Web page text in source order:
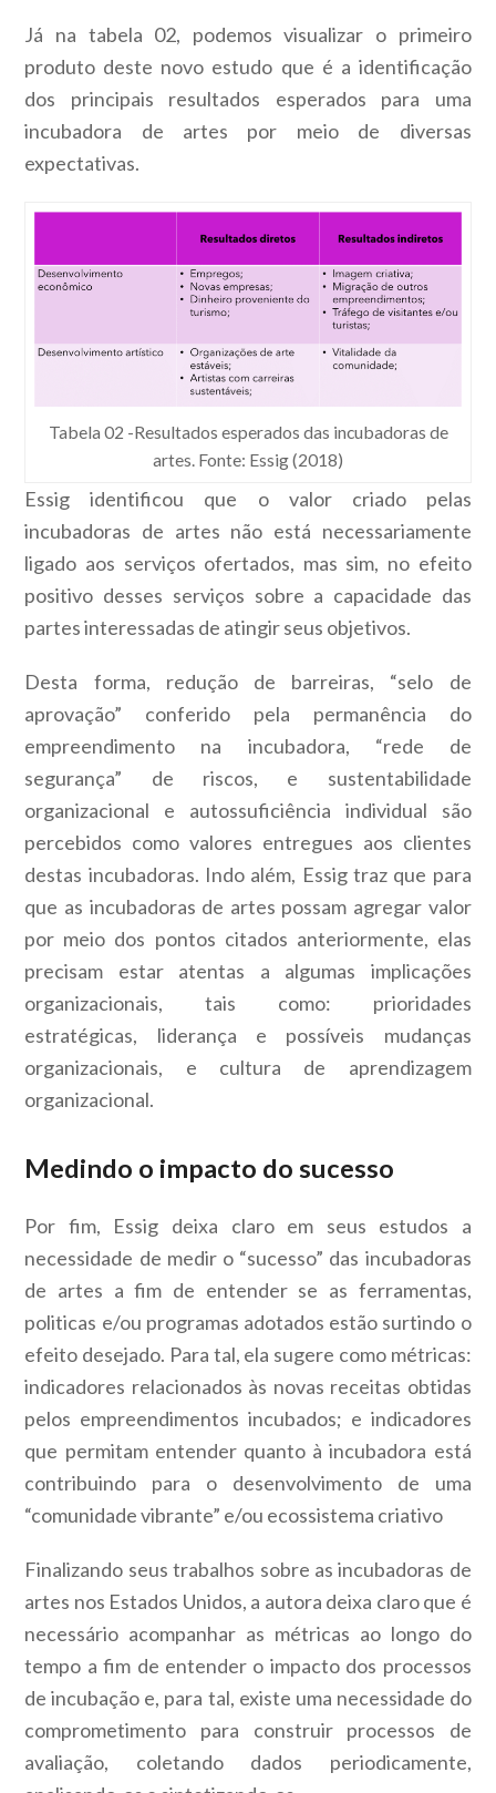
Já na tabela 02, podemos visualizar o primeiro
produto deste novo estudo que é a identificação
dos principais resultados esperados para uma
incubadora de artes por meio de diversas
expectativas.
Tabela 02 -Resultados esperados das incubadoras de
artes. Fonte: Essig (2018)
Essig identificou que o valor criado pelas
incubadoras de artes não está necessariamente
ligado aos serviços ofertados, mas sim, no efeito
positivo desses serviços sobre a capacidade das
partes interessadas de atingir seus objetivos.
Desta forma, redução de barreiras, “selo de
aprovação” conferido pela permanência do
empreendimento na incubadora, “rede de
segurança” de riscos, e sustentabilidade
organizacional e autossuficiência individual são
percebidos como valores entregues aos clientes
destas incubadoras. Indo além, Essig traz que para
que as incubadoras de artes possam agregar valor
por meio dos pontos citados anteriormente, elas
precisam estar atentas a algumas implicações
organizacionais, tais como: prioridades
estratégicas, liderança e possíveis mudanças
organizacionais, e cultura de aprendizagem
organizacional.
Medindo o impacto do sucesso
Por fim, Essig deixa claro em seus estudos a
necessidade de medir o “sucesso” das incubadoras
de artes a fim de entender se as ferramentas,
politicas e/ou programas adotados estão surtindo o
efeito desejado. Para tal, ela sugere como métricas:
indicadores relacionados às novas receitas obtidas
pelos empreendimentos incubados; e indicadores
que permitam entender quanto à incubadora está
contribuindo para o desenvolvimento de uma
“comunidade vibrante” e/ou ecossistema criativo
Finalizando seus trabalhos sobre as incubadoras de
artes nos Estados Unidos, a autora deixa claro que é
necessário acompanhar as métricas ao longo do
tempo a fim de entender o impacto dos processos
de incubação e, para tal, existe uma necessidade do
comprometimento para construir processos de
avaliação, coletando dados periodicamente,